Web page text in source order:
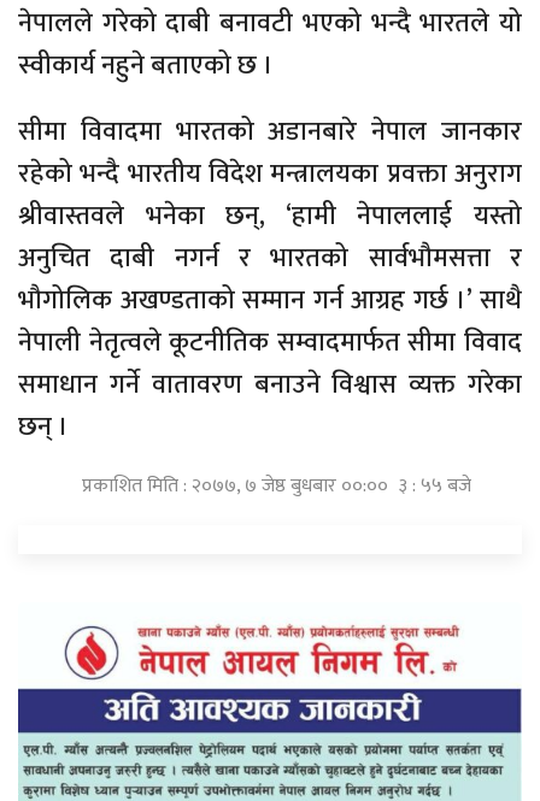
नेपालले गरेको दाबी बनावटी भएको भन्दै भारतले यो
स्वीकार्य नहुने बताएको छ ।
सीमा विवादमा भारतको अडानबारे नेपाल जानकार
रहेको भन्दै भारतीय विदेश मन्त्रालयका प्रवक्ता अनुराग
श्रीवास्तवले भनेका छन्, ‘हामी नेपाललाई यस्तो
अनुचित दाबी नगर्न र भारतको सार्वभौमसत्ता र
भौगोलिक अखण्डताको सम्मान गर्न आग्रह गर्छ ।’ साथै
नेपाली नेतृत्वले कूटनीतिक सम्वादमार्फत सीमा विवाद
समाधान गर्ने वातावरण बनाउने विश्वास व्यक्त गरेका
छन् ।
प्रकाशित मिति : २०७७, ७ जेष्ठ बुधबार ००:०० ३ : ५५ बजे